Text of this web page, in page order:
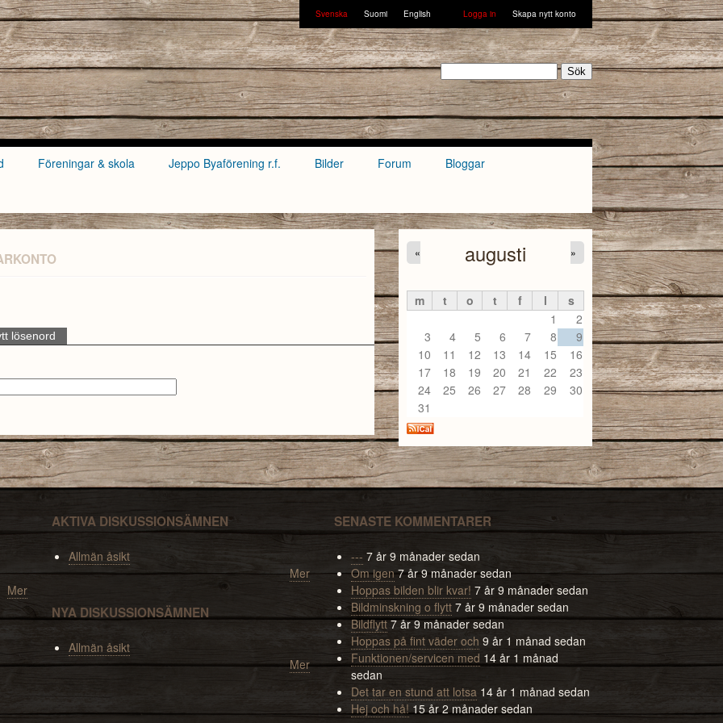
Svenska Suomi English Logga in Skapa nytt konto
Föreningar & skola Jeppo Byaförening r.f. Bilder Forum Bloggar
lösenord
augusti
« »
m t o t f l
s
1
2
3
4 5 6 7 8
9
10
11 12 13 14 15
16
17
18 19 20 21 22
23
24
25 26 27 28 29
30
31
Mer
AKTIVA DISKUSSIONSÄMNEN
Allmän åsikt
Mer
NYA DISKUSSIONSÄMNEN
Allmän åsikt
Mer
SENASTE KOMMENTARER
--- 7 år 9 månader sedan
Om igen 7 år 9 månader sedan
Hoppas bilden blir kvar! 7 år 9 månader sedan
Bildminskning o flytt 7 år 9 månader sedan
Bildflytt 7 år 9 månader sedan
Hoppas på fint väder och 9 år 1 månad sedan
Funktionen/servicen med 14 år 1 månad
sedan
Det tar en stund att lotsa 14 år 1 månad sedan
Hej och hå! 15 år 2 månader sedan